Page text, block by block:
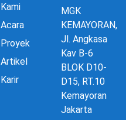
Kami
Acara
Proyek
Artikel
Karir
MGK
KEMAYORAN,
Jl. Angkasa
Kav B-6
BLOK D10-
D15, RT.10
Kemayoran
Jakarta